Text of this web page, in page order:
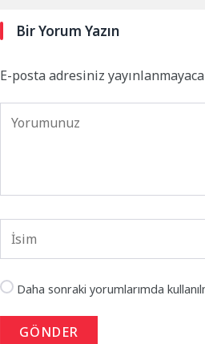
Bir Yorum Yazın
E-posta adresiniz
Daha sonraki yorumlarımda
GÖNDER